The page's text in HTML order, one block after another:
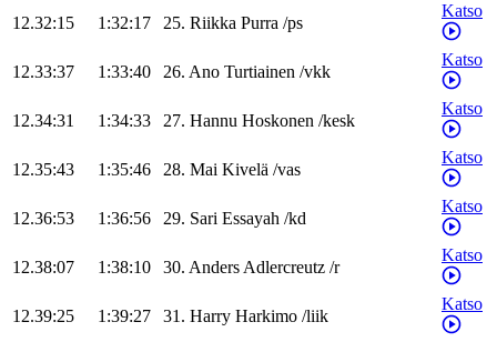
12.32:15 1:32:17 25. Riikka Purra /ps
Katso
12.33:37 1:33:40 26. Ano Turtiainen /vkk
Katso
12.34:31 1:34:33 27. Hannu Hoskonen /kesk
Katso
12.35:43 1:35:46 28. Mai Kivelä /vas
Katso
12.36:53 1:36:56 29. Sari Essayah /kd
Katso
12.38:07 1:38:10 30. AndersAdlercreutz /r
Katso
12.39:25 1:39:27 31. Harry Harkimo /liik
Katso